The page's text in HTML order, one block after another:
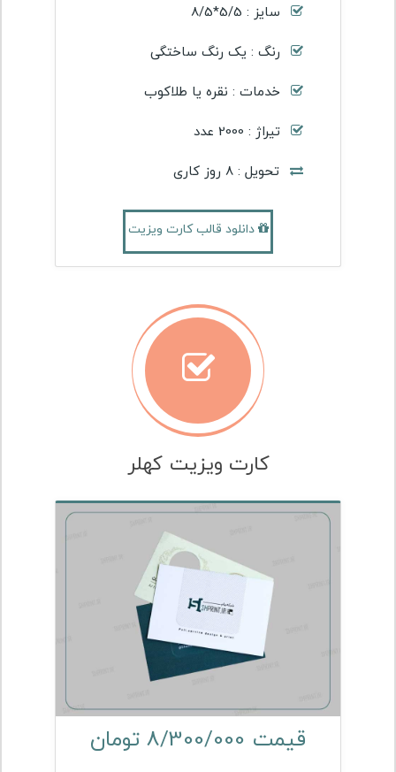
سایز : 5/5*8/5
رنگ : یک رنگ ساختگی
خدمات : نقره یا طلاکوب
تیراژ : 2000 عدد
تحویل : 8 روز کاری
دانلود قالب کارت ویزیت
کارت ویزیت کهلر
قیمت 8/300/000 تومان